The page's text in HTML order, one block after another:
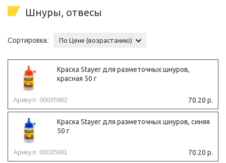
Шнуры, отвесы
Сортировка: По Цене (возрастанию)
Краска Stayer для разметочных шнуров,
красная 50 г
Арикул: 00035962 70.20 р.
Краска Stayer для разметочных шнуров, синяя
50 г
Арикул: 00035961 70.20 р.